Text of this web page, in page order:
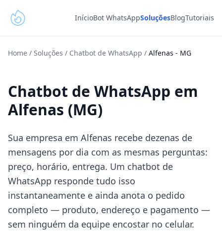
InícioBot WhatsAppSoluçõesBlogTutoriais
Home / Soluções / Chatbot de WhatsApp / Alfenas - MG
Chatbot de WhatsApp em
Alfenas (MG)
Sua empresa em Alfenas recebe dezenas de
mensagens por dia com as mesmas perguntas:
preço, horário, entrega. Um chatbot de
WhatsApp responde tudo isso
instantaneamente e ainda anota o pedido
completo — produto, endereço e pagamento —
sem ninguém da equipe encostar no celular.